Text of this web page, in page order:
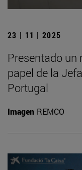
23 | 11 | 2025
Presentado un
papel de la
Portugal
Imagen REMCO